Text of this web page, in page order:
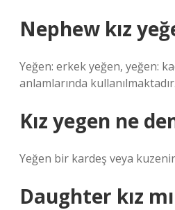
Nephew kız
Yeğen: erkek yeğen, yeğen:
anlamlarında kullanılmaktadır.
Kız yegen ne
Yeğen bir kardeş veya
Daughter kız